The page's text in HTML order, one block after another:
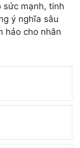
sức mạnh, tinh
ý nghĩa sâu
hảo cho nhân